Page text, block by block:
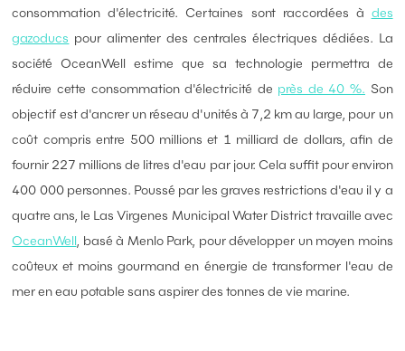
consommation d'électricité. Certaines sont raccordées à des
gazoducs pour alimenter des centrales électriques dédiées. La
société OceanWell estime que sa technologie permettra de
réduire cette consommation d'électricité de près de 40 %. Son
objectif est d'ancrer un réseau d'unités à 7,2 km au large, pour un
coût compris entre 500 millions et 1 milliard de dollars, afin de
fournir 227 millions de litres d'eau par jour. Cela suffit pour environ
400 000 personnes. Poussé par les graves restrictions d'eau il y a
quatre ans, le Las Virgenes Municipal Water District travaille avec
OceanWell, basé à Menlo Park, pour développer un moyen moins
coûteux et moins gourmand en énergie de transformer l'eau de
mer en eau potable sans aspirer des tonnes de vie marine.